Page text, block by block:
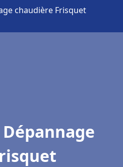
chaudière Frisquet